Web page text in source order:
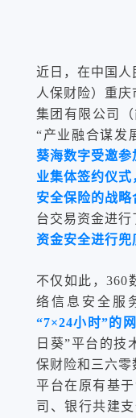
近日，在中国
人保财险）重
集团有限公司
“产业融合谋发
葵海数字受邀
业集体签约仪
安全保险的战略
台交易资金进行
资金安全进行兜
不仅如此，360
络信息安全服
“7×24小时”的
日葵”平台的技
保财险和三六
平台在原有基
司、银行共建